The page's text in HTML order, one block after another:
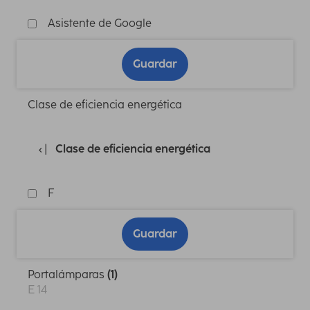
Asistente de Google
Guardar
Clase de eficiencia energética
Clase de eficiencia energética
F
Guardar
Portalámparas (1)
E 14